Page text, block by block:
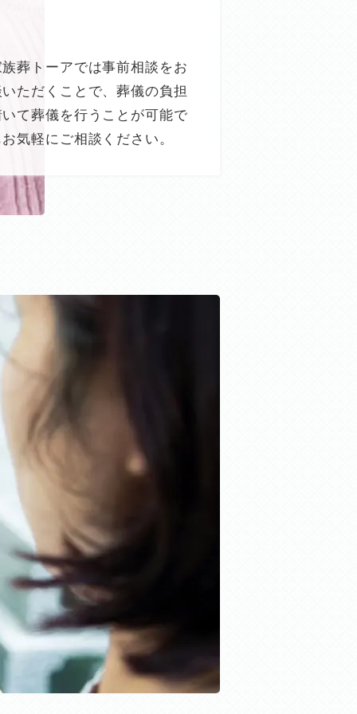
葬トーアでは事前相談をお
ただくことで、葬儀の負担
て葬儀を行うことが可能で
気軽にご相談ください。